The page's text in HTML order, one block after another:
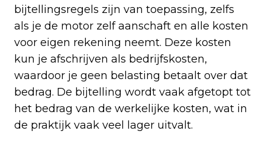
bijtellingsregels zijn van toepassing, zelfs
als je de motor zelf aanschaft en alle kosten
voor eigen rekening neemt. Deze kosten
kun je afschrijven als bedrijfskosten,
waardoor je geen belasting betaalt over dat
bedrag. De bijtelling wordt vaak afgetopt tot
het bedrag van de werkelijke kosten, wat in
de praktijk vaak veel lager uitvalt.